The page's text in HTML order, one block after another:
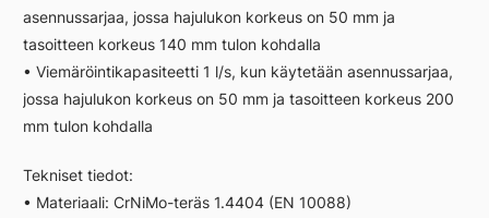
asennussarjaa, jossa hajulukon korkeus on 50 mm ja
tasoitteen korkeus 140 mm tulon kohdalla
• Viemäröintikapasiteetti 1 l/s, kun käytetään asennussarjaa,
jossa hajulukon korkeus on 50 mm ja tasoitteen korkeus 200
mm tulon kohdalla
Tekniset tiedot:
• Materiaali: CrNiMo-teräs 1.4404 (EN 10088)